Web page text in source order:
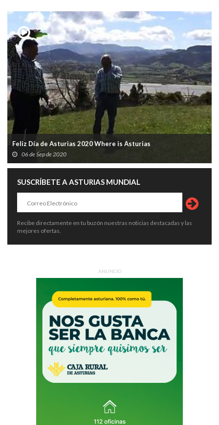
Feliz Día de Asturias 2020 Where is Asturias
06 de Sep de 2020
SUSCRÍBETE A ASTURIAS MUNDIAL
Recibe directamente en tu buzón nuestras noticias destacadas y las
mejores ofertas.
ANUNCIO